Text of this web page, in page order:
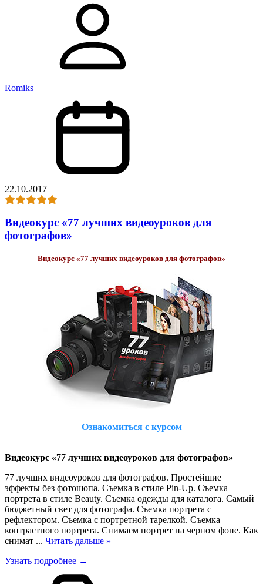
Romiks
22.10.2017
Видеокурс «77 лучших видеоуроков для
фотографов»
Видеокурс «77 лучших видеоуроков для фотографов»
Ознакомиться с курсом
Видеокурс «77 лучших видеоуроков для фотографов»
77 лучших видеоуроков для фотографов. Простейшие
эффекты без фотошопа. Съемка в стиле Pin-Up. Съемка
портрета в стиле Beauty. Съемка одежды для каталога. Самый
бюджетный свет для фотографа. Съемка портрета с
рефлектором. Съемка с портретной тарелкой. Съемка
контрастного портрета. Снимаем портрет на черном фоне. Как
снимат ... Читать дальше »
Узнать подробнее →